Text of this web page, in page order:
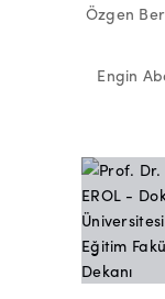
Özgen
Engin